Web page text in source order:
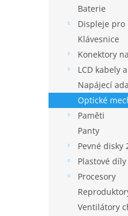
Baterie
Displeje pro
Klávesnice
Konektory
LCD kabely
Napájecí
Optické
Paměti
Panty
Pevné disky
Plastové
Procesory
Ventilátory